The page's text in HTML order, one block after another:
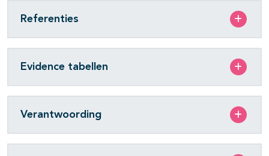
Referenties
Evidence tabellen
Verantwoording